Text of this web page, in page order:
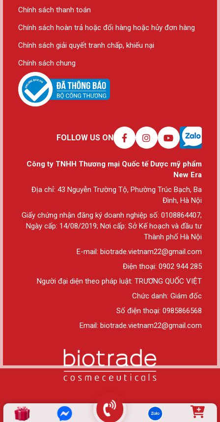
Chính sách thanh toán
Chính sách hoàn trả hoặc đổi hàng hoặc hủy đơn hàng
Chính sách giải quyết tranh chấp, khiếu nại
Chính sách chung
FOLLOW US ON
Công ty TNHH Thương mại Quốc tế Dược mỹ phẩm
New Era
Địa chỉ: 43 Nguyễn Trường Tộ, Phường Trúc Bạch, Ba
Đình, Hà Nội
Giấy chứng nhận đăng ký doanh nghiệp số: 0108864407;
Ngày cấp: 14/08/2019; Nơi cấp: Sở Kế hoạch và đầu tư
Thành phố Hà Nội
E-mail: biotrade.vietnam22@gmail.com
Điện thoại: 0902 944 285
Người đại diện theo pháp luật: TRƯƠNG QUỐC VIỆT
Chức danh: Giám đốc
Số điện thoại: 0985866568
Email: biotrade.vietnam22@gmail.com